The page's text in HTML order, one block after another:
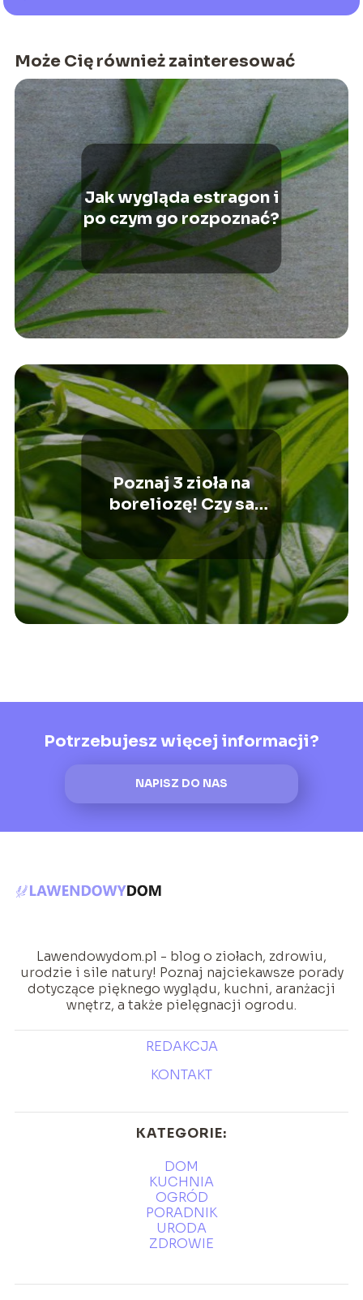
Może Cię również zainteresować
Jak wygląda estragon i
po czym go rozpoznać?
Poznaj 3 zioła na
boreliozę! Czy sa
skuteczne?
Potrzebujesz więcej informacji?
NAPISZ DO NAS
Lawendowydom.pl - blog o ziołach, zdrowiu,
urodzie i sile natury! Poznaj najciekawsze porady
dotyczące pięknego wyglądu, kuchni, aranżacji
wnętrz, a także pielęgnacji ogrodu.
REDAKCJA
KONTAKT
KATEGORIE:
DOM
KUCHNIA
OGRÓD
PORADNIK
URODA
ZDROWIE